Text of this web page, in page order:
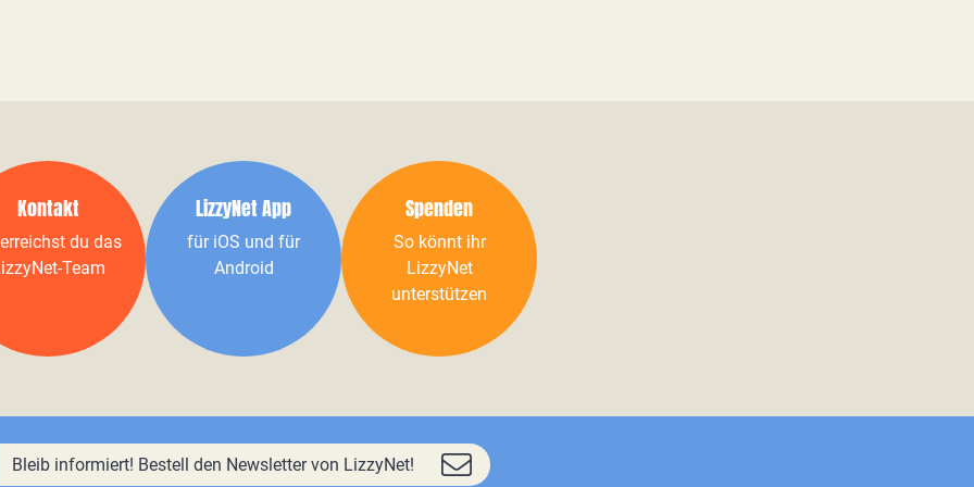
Kontakt
du das
Team
LizzyNet App
für iOS und für
Android
Spenden
So könnt ihr
LizzyNet
unterstützen
Bleib informiert! Bestell den Newsletter von LizzyNet!